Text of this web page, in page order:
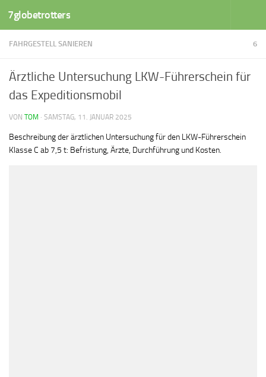
Zum Inhalt springen
7globetrotters
FAHRGESTELL SANIEREN 6
Ärztliche Untersuchung LKW-Führerschein für
das Expeditionsmobil
VON TOM · SAMSTAG, 11. JANUAR 2025
Beschreibung der ärztlichen Untersuchung für den LKW-Führerschein
Klasse C ab 7,5 t: Befristung, Ärzte, Durchführung und Kosten.